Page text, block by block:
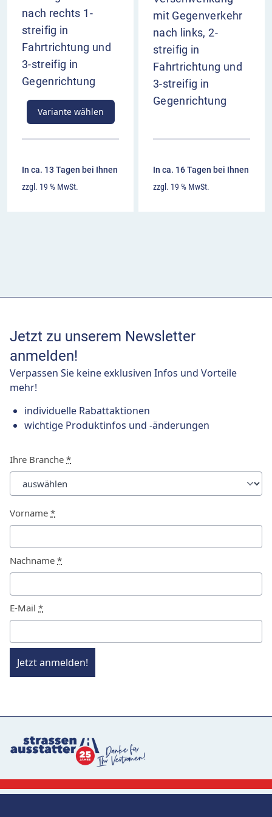
nach rechts 1-
streifig in
Fahrtrichtung und
3-streifig in
Gegenrichtung
Variante wählen
In ca. 13 Tagen bei Ihnen
zzgl. 19 % MwSt.
mit Gegenverkehr
nach links, 2-
streifig in
Fahrtrichtung und
3-streifig in
Gegenrichtung
In ca. 16 Tagen bei Ihnen
zzgl. 19 % MwSt.
Jetzt zu unserem Newsletter
anmelden!
Verpassen Sie keine exklusiven Infos und Vorteile
mehr!
individuelle Rabattaktionen
wichtige Produktinfos und -änderungen
Ihre Branche *
Vorname *
Nachname *
E-Mail *
Jetzt anmelden!